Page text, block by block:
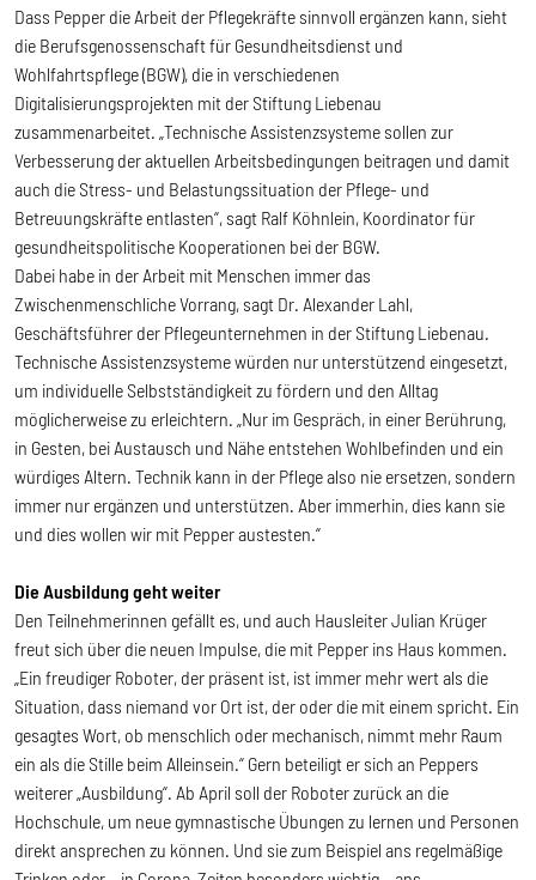
Dass Pepper die Arbeit der Pflegekräfte sinnvoll ergänzen kann, sieht
die Berufsgenossenschaft für Gesundheitsdienst und
Wohlfahrtspflege (BGW), die in verschiedenen
Digitalisierungsprojekten mit der Stiftung Liebenau
zusammenarbeitet. „Technische Assistenzsysteme sollen zur
Verbesserung der aktuellen Arbeitsbedingungen beitragen und damit
auch die Stress- und Belastungssituation der Pflege- und
Betreuungskräfte entlasten“, sagt Ralf Köhnlein, Koordinator für
gesundheitspolitische Kooperationen bei der BGW.
Dabei habe in der Arbeit mit Menschen immer das
Zwischenmenschliche Vorrang, sagt Dr. Alexander Lahl,
Geschäftsführer der Pflegeunternehmen in der Stiftung Liebenau.
Technische Assistenzsysteme würden nur unterstützend eingesetzt,
um individuelle Selbstständigkeit zu fördern und den Alltag
möglicherweise zu erleichtern. „Nur im Gespräch, in einer Berührung,
in Gesten, bei Austausch und Nähe entstehen Wohlbefinden und ein
würdiges Altern. Technik kann in der Pflege also nie ersetzen, sondern
immer nur ergänzen und unterstützen. Aber immerhin, dies kann sie
und dies wollen wir mit Pepper austesten.“
Die Ausbildung geht weiter
Den Teilnehmerinnen gefällt es, und auch Hausleiter Julian Krüger
freut sich über die neuen Impulse, die mit Pepper ins Haus kommen.
„Ein freudiger Roboter, der präsent ist, ist immer mehr wert als die
Situation, dass niemand vor Ort ist, der oder die mit einem spricht. Ein
gesagtes Wort, ob menschlich oder mechanisch, nimmt mehr Raum
ein als die Stille beim Alleinsein.“ Gern beteiligt er sich an Peppers
weiterer „Ausbildung“. Ab April soll der Roboter zurück an die
Hochschule, um neue gymnastische Übungen zu lernen und Personen
direkt ansprechen zu können. Und sie zum Beispiel ans regelmäßige